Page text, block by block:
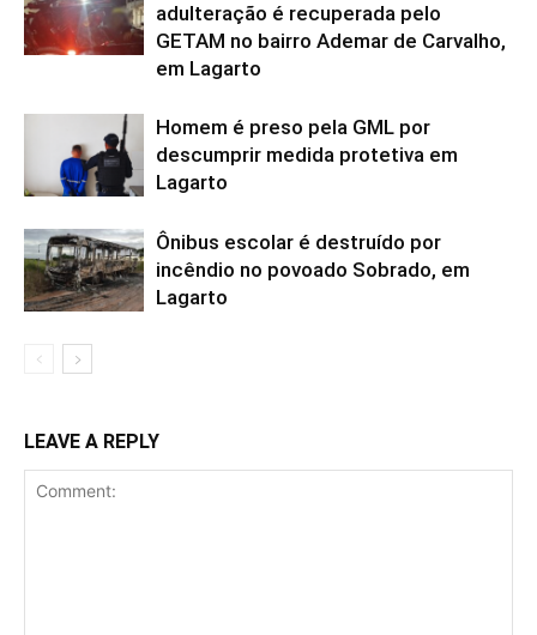
adulteração é recuperada pelo
GETAM no bairro Ademar de Carvalho,
em Lagarto
Homem é preso pela GML por
descumprir medida protetiva em
Lagarto
Ônibus escolar é destruído por
incêndio no povoado Sobrado, em
Lagarto
LEAVE A REPLY